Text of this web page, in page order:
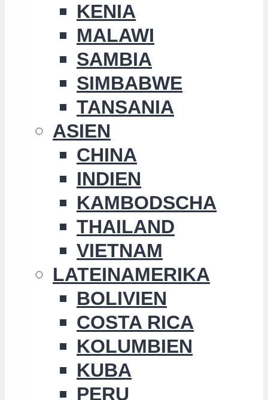
KENIA
MALAWI
SAMBIA
SIMBABWE
TANSANIA
ASIEN
CHINA
INDIEN
KAMBODSCHA
THAILAND
VIETNAM
LATEINAMERIKA
BOLIVIEN
COSTA RICA
KOLUMBIEN
KUBA
PERU